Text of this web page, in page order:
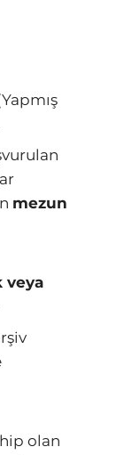
mezun
veya
olan